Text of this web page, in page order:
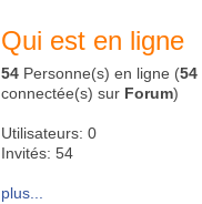
Qui est en ligne
54 Personne(s) en ligne (54
connectée(s) sur Forum)
Utilisateurs: 0
Invités: 54
plus...